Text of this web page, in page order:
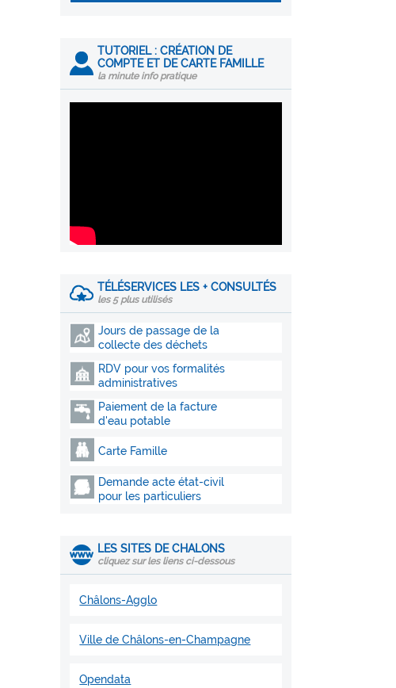
TUTORIEL : CRÉATION DE
COMPTE ET DE CARTE FAMILLE
la minute info pratique
TÉLÉSERVICES LES + CONSULTÉS
les 5 plus utilisés
Jours de passage de la
collecte des déchets
RDV pour vos formalités
administratives
Paiement de la facture
d'eau potable
Carte Famille
Demande acte état-civil
pour les particuliers
LES SITES DE CHALONS
cliquez sur les liens ci-dessous
Châlons-Agglo
Ville de Châlons-en-Champagne
Opendata